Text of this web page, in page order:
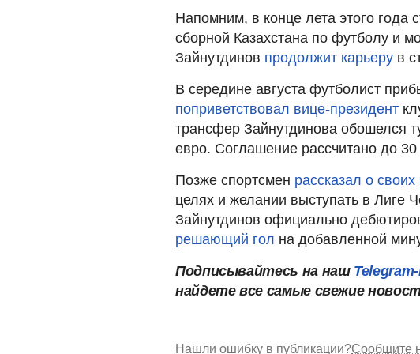
Напомним, в конце лета этого года
сборной Казахстана по футболу и
Зайнутдинов продолжит карьеру в
В середине августа футболист
поприветствовал вице-президент
трансфер Зайнутдинова обошелся
евро. Соглашение рассчитано до
Позже спортсмен рассказал о
целях и желании выступать в Лиге
Зайнутдинов официально
решающий гол на добавленной
Подписывайтесь на наш
найдете все самые свежие
Нашли ошибку в публикации?Сообщите